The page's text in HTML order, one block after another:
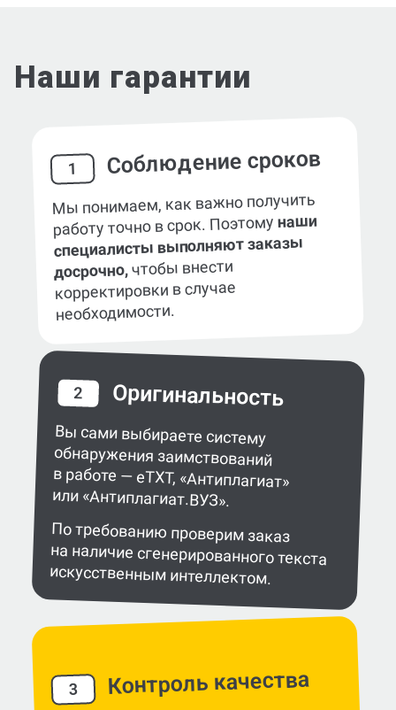
Наши гарантии
1 Соблюдение сроков
Мы понимаем, как важно получить
работу точно в срок. Поэтому наши
специалисты выполняют заказы
досрочно,чтобы внести
корректировки в случае
необходимости.
2 Оригинальность
Вы сами выбираете систему
обнаружения заимствований
в работе — eTXT, «Антиплагиат»
или «Антиплагиат.ВУЗ».
По требованию проверим заказ
на наличие сгенерированного текста
искусственным интеллектом.
3 Контроль качества